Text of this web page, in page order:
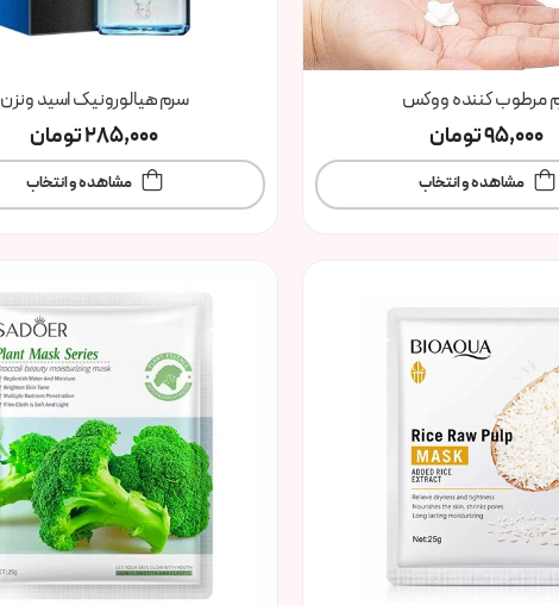
مرطوب کننده ووکس
95,000تومان
مشاهده و انتخاب
سرم هیالورونیک اسید ونزن
285,000تومان
مشاهده و انتخاب